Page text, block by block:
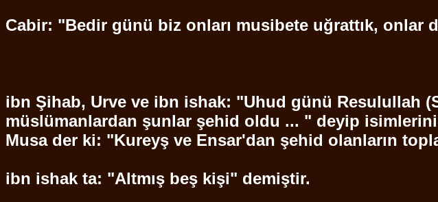
Cabir: "Bedir günü biz onları musibete uğrattık, onlar
ibn Şihab, Urve ve ibn ishak: "Uhud günü Resulullah (
müslümanlardan şunlar şehid oldu ... " deyip
Musa der ki: "Kureyş ve Ensar'dan şehid olanların
ibn ishak ta: "Altmış beş kişi" demiştir.